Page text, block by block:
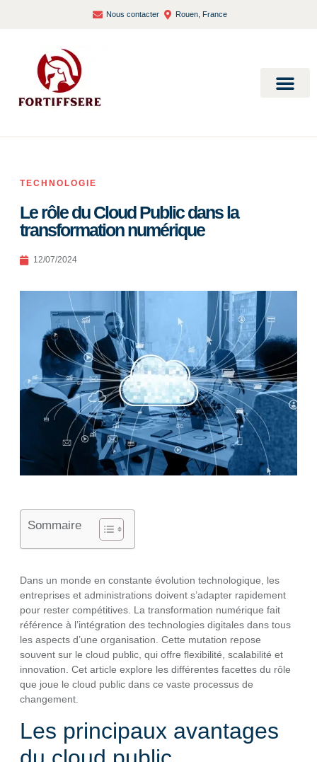
Nous contacter Rouen, France
TECHNOLOGIE
Le rôle du Cloud Public dans la
transformation numérique
12/07/2024
Sommaire
Dans un monde en constante évolution technologique, les
entreprises et administrations doivent s’adapter rapidement
pour rester compétitives. La transformation numérique fait
référence à l’intégration des technologies digitales dans tous
les aspects d’une organisation. Cette mutation repose
souvent sur le cloud public, qui offre flexibilité, scalabilité et
innovation. Cet article explore les différentes facettes du rôle
que joue le cloud public dans ce vaste processus de
changement.
Les principaux avantages